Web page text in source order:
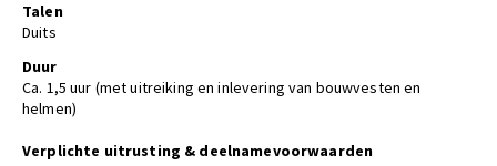
Talen
Duits
Duur
Ca. 1,5 uur (met uitreiking en inlevering van bouwvesten en
helmen)
Verplichte uitrusting & deelnamevoorwaarden